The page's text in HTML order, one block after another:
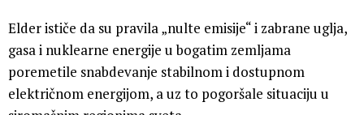
Elder ističe da su pravila „nulte emisije“ i zabrane uglja,
gasa i nuklearne energije u bogatim zemljama
poremetile snabdevanje stabilnom i dostupnom
električnom energijom, a uz to pogoršale situaciju u